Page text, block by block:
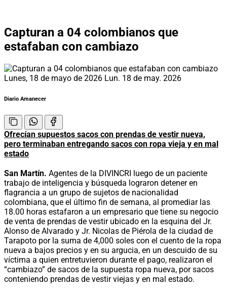
Capturan a 04 colombianos que
estafaban con cambiazo
Lunes, 18 de mayo de 2026 Lun. 18 de may. 2026
Diario Amanecer
Ofrecían supuestos sacos con prendas de vestir nueva,
pero terminaban entregando sacos con ropa vieja y en mal
estado
San Martín. Agentes de la DIVINCRI luego de un paciente
trabajo de inteligencia y búsqueda lograron detener en
flagrancia a un grupo de sujetos de nacionalidad
colombiana, que el último fin de semana, al promediar las
18.00 horas estafaron a un empresario que tiene su negocio
de venta de prendas de vestir ubicado en la esquina del Jr.
Alonso de Alvarado y Jr. Nicolas de Piérola de la ciudad de
Tarapoto por la suma de 4,000 soles con el cuento de la ropa
nueva a bajos precios y en su argucia, en un descuido de su
víctima a quien entretuvieron durante el pago, realizaron el
“cambiazo” de sacos de la supuesta ropa nueva, por sacos
conteniendo prendas de vestir viejas y en mal estado.